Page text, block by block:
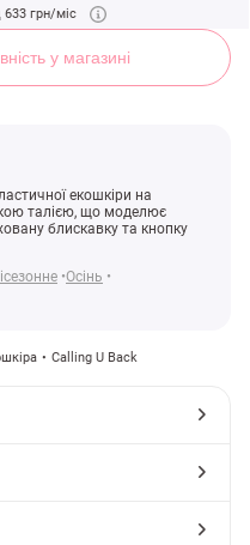
633 грн/міс
у магазині
екошкіри на
талією, що моделює
блискавку та кнопку
Осінь
Calling U Back
47093) ♡ інтернет-магазин